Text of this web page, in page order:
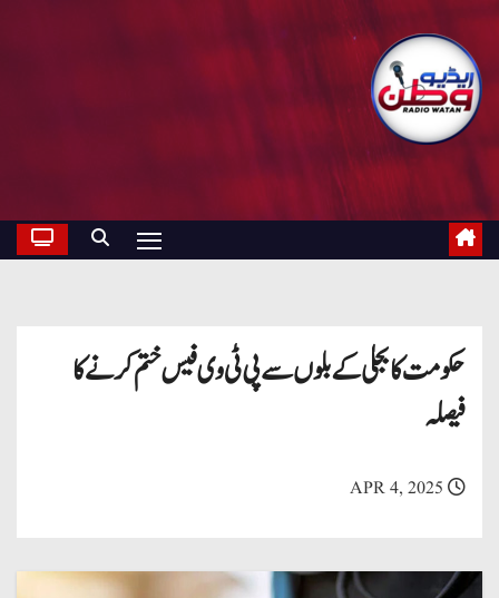
حکومت کا بجلی کے بلوں سے پی ٹی وی فیس ختم کرنے کا
فیصلہ
APR 4, 2025